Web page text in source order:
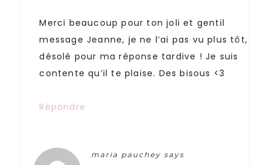
Merci beaucoup pour ton joli et gentil
message Jeanne, je ne l’ai pas vu plus tôt,
désolé pour ma réponse tardive ! Je suis
contente qu’il te plaise. Des bisous <3
Répondre
maria pauchey says